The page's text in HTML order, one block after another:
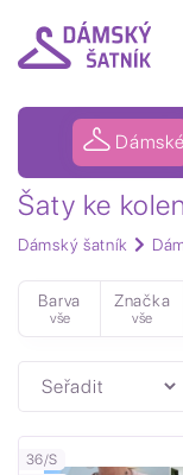
Dámské
Šaty ke
Dámský šatník
Barva
vše
Značka
vše
36/S